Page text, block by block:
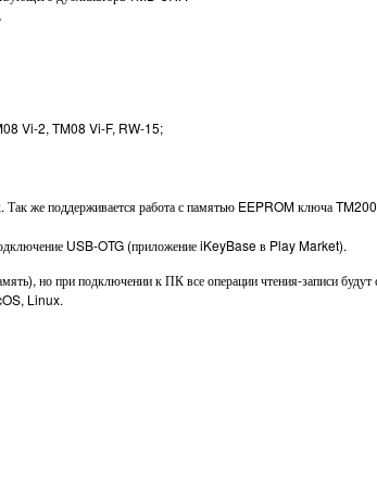
Vi-2, TM08 Vi-F, RW-15;
же поддерживается работа с памятью EEPROM ключа
USB-OTG (приложение iKeyBase в Play Market).
но при подключении к ПК все операции чтения-записи
Linux.